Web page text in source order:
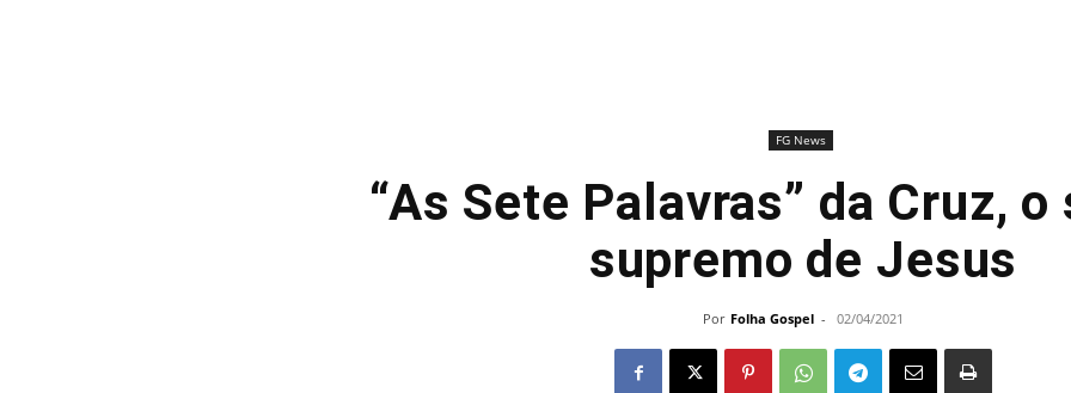
FG News
“As Sete Palavras” da Cruz,
supremo de Jesus
Por Folha Gospel - 02/04/2021